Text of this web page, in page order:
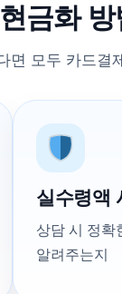
금화 방
면 모두 카드결
실수령액
상담 시 정확
알려주는지